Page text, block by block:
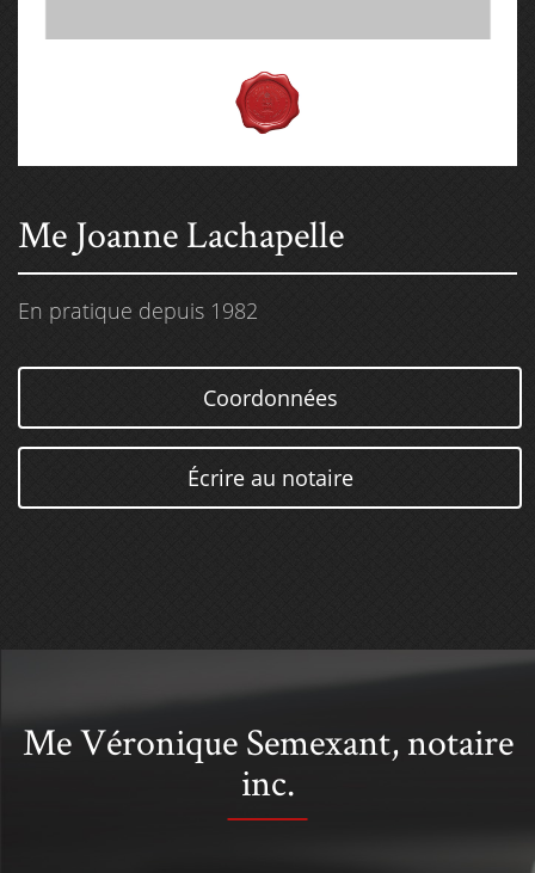
Me Joanne Lachapelle
En pratique depuis 1982
Coordonnées
Écrire au notaire
Me Véronique Semexant, notaire
inc.